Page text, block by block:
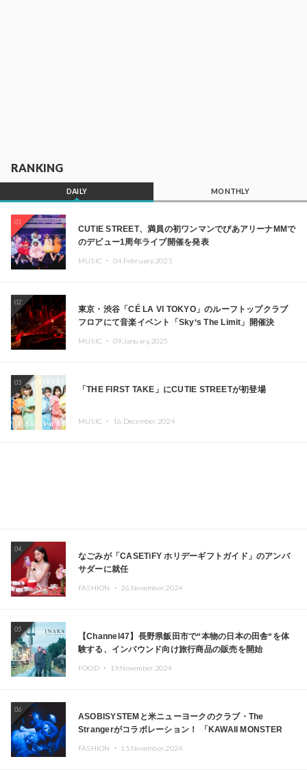
RANKING
DAILY MONTHLY
01
CUTIE STREET、満員の初ワンマンでぴあアリーナMMで
のデビュー1周年ライブ開催を発表
MUSIC ・ 04.February.2025
02
東京・渋谷「CÉ LA VI TOKYO」のルーフトップクラブ
フロアにて音楽イベント「Sky‘s The Limit」開催決
Kza（FORCE OF NATURE）ら日本を代表するDJ・クリ
MUSIC ・ 09.January.2025
03
「THE FIRST TAKE」にCUTIE STREETが初登場
MUSIC ・ 16.December.2024
04
なごみが「CASETiFY ホリデーギフトガイド」のアンバ
サダーに就任
FASHION ・ 26.November.2024
05
【Channel47】長野県飯田市で“本物の日本の田舎“を体
験する、インバウンド向け旅行商品の販売を開始
FOOD ・ 19.November.2024
06
ASOBISYSTEMと米ニューヨークのクラブ・The
Strangerがコラボレーション！ 「KAWAII MONSTER
FASHION ・ 15.November.2024